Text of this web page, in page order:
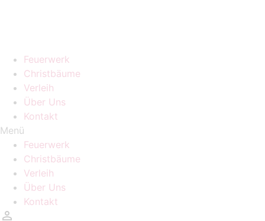
Feuerwerk
Christbäume
Verleih
Über Uns
Kontakt
Menü
Feuerwerk
Christbäume
Verleih
Über Uns
Kontakt